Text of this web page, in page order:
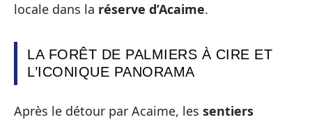
locale dans la réserve d’Acaime.
LA FORÊT DE PALMIERS À CIRE ET
L’ICONIQUE PANORAMA
Après le détour par Acaime, les sentiers